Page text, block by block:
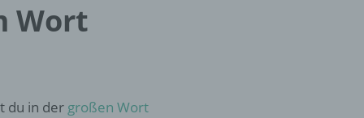
Wort
du in der großen Wort